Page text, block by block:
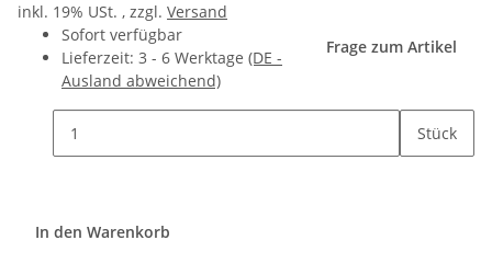
inkl. 19% USt. , zzgl. Versand
Sofort verfügbar
Lieferzeit: 3 - 6 Werktage (DE -
Ausland abweichend)
Frage zum Artikel
Stück
In den Warenkorb